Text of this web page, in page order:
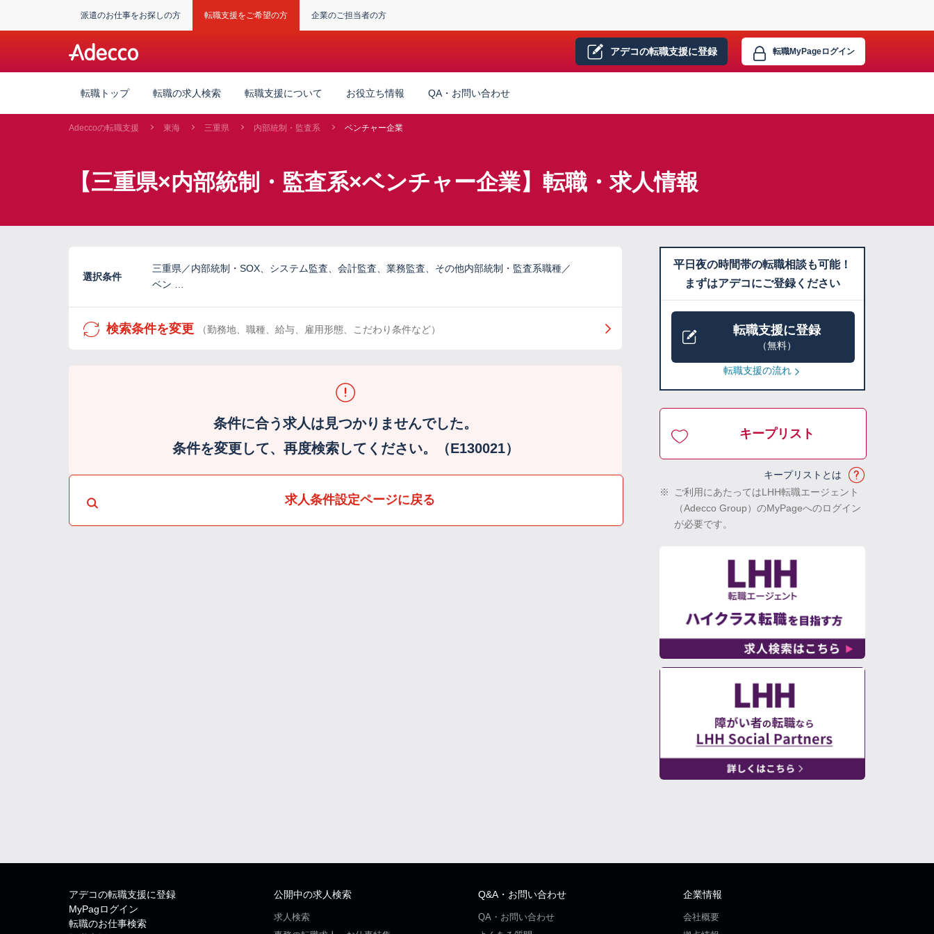
派遣のお仕事をお探しの方 転職支援をご希望の方 企業のご担当者の方
アデコの転職支援に登録 転職MyPageログイン
転職トップ 転職の求人検索 転職支援について お役立ち情報 QA・お問い合わせ
Adeccoの転職支援 東海 三重県 内部統制・監査系 ベンチャー企業
【三重県×内部統制・監査系×ベンチャー企業】転職・求人情報
選択条件
三重県／内部統制・SOX、システム監査、会計監査、業務監査、その他内部統制・監査系職種／
ベン …
検索条件を変更 （勤務地、職種、給与、雇用形態、こだわり条件など）
条件に合う求人は見つかりませんでした。
条件を変更して、再度検索してください。（E130021）
求人条件設定ページに戻る
平日夜の時間帯の転職相談も可能！
まずはアデコにご登録ください
転職支援に登録
（無料）
転職支援の流れ
キープリスト
キープリストとは
※
ご利用にあたってはLHH転職エージェント
（Adecco Group）のMyPageへのログイン
が必要です。
アデコの転職支援に登録
MyPagログイン
転職のお仕事検索
公開中の求人検索
求人検索
Q&A・お問い合わせ
QA・お問い合わせ
企業情報
会社概要